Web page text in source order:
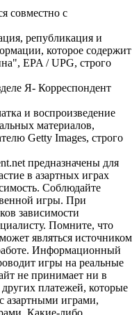
совместно с
републикация и
которое содержит
EPA / UPG, строго
Я- Корреспондент
и воспроизведение
материалов,
Getty Images, строго
предназначены для
в азартных играх
Соблюдайте
игры. При
зависимости
Помните, что
являться источником
Информационный
игры на реальные
не принимает ни в
платежей, которые
азартными играми,
Какие-либо